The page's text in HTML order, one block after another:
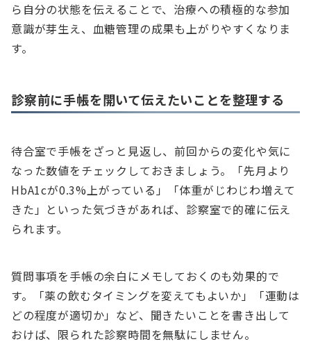
ら自分の状態を伝えることで、治療への積極的な参加
意識が芽生え、血糖管理の成果も上がりやすくなりま
す。
診察前に手帳を開いて伝えたいことを整理する
待合室で手帳をざっと見返し、前回からの変化や気に
なった数値をチェックしておきましょう。「先月より
HbA1cが0.3%上がっている」「体重がじわじわ増えて
きた」といった気づきがあれば、診察室で的確に伝え
られます。
質問事項を手帳の余白にメモしておくのも効果的で
す。「薬の飲むタイミングを変えてもよいか」「運動は
どの程度が適切か」など、聞きたいことを書き出して
おけば、限られた診察時間を無駄にしません。